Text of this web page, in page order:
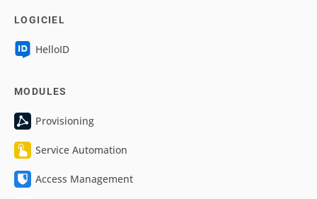
LOGICIEL
HelloID
MODULES
Provisioning
Service Automation
Access Management